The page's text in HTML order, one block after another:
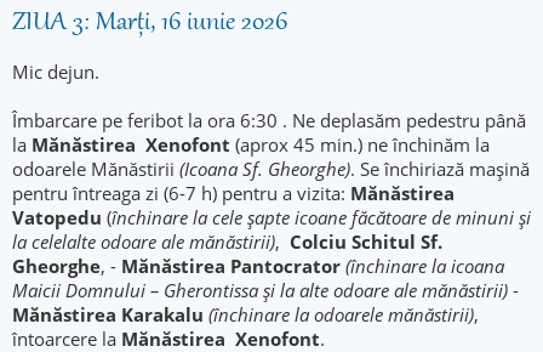
ZIUA 3: Marți, 16 iunie 2026
Mic dejun.
Îmbarcare pe feribot la ora 6:30 . Ne deplasăm pedestru până
la Mănăstirea Xenofont (aprox 45 min.) ne închinăm la
odoarele Mănăstirii (Icoana Sf. Gheorghe). Se închiriază mașină
pentru întreaga zi (6-7 h) pentru a vizita: Mănăstirea
Vatopedu (închinare la cele șapte icoane făcătoare de minuni și
la celelalte odoare ale mănăstirii), Colciu Schitul Sf.
Gheorghe, - Mănăstirea Pantocrator (închinare la icoana
Maicii Domnului – Gherontissa și la alte odoare ale mănăstirii) -
Mănăstirea Karakalu (închinare la odoarele mănăstirii),
întoarcere la Mănăstirea Xenofont.